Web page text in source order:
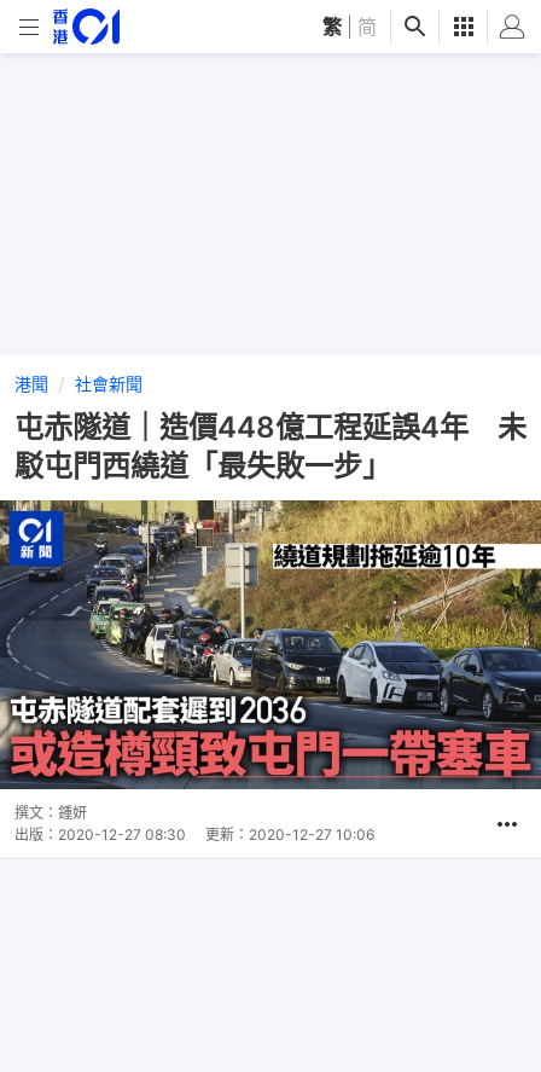
繁 简
港聞 社會新聞
屯赤隧道｜造價448億工程延誤4年 未
駁屯門西繞道「最失敗一步」
撰文： 鍾妍
出版： 2020-12-27 08:30 更新： 2020-12-27 10:06